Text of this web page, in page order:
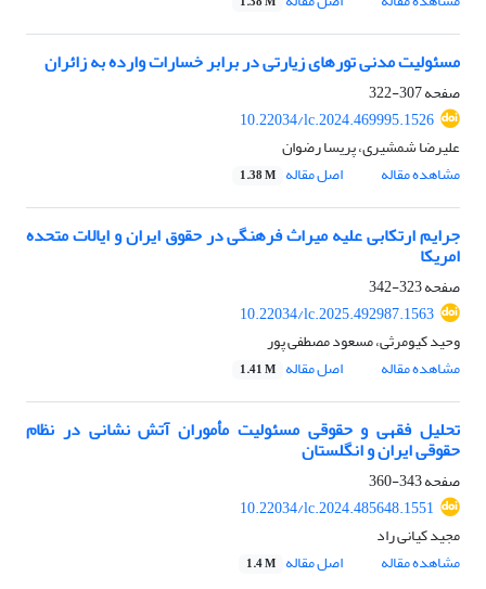
مسئولیت مدنی تورهای زیارتی در برابر خسارات وارده به زائران
صفحه307-322
10.22034/lc.2024.469995.1526
علیرضا شمشیری، پریسا رضوان
مشاهده مقاله
اصل مقاله 1.38 M
جرایم ارتکابی علیه میراث فرهنگی در حقوق ایران و ایالات متحده
امریکا
صفحه323-342
10.22034/lc.2025.492987.1563
وحید کیومرثی، مسعود مصطفی پور
مشاهده مقاله
اصل مقاله 1.41 M
تحلیل فقهی و حقوقی مسئولیت مأموران آتش نشانی در نظام
حقوقی ایران و انگلستان
صفحه343-360
10.22034/lc.2024.485648.1551
مجید کیانی راد
مشاهده مقاله
اصل مقاله 1.4 M